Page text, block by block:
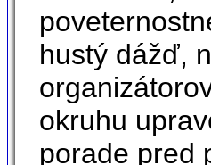
hustý dážď,
okruhu
porade pred